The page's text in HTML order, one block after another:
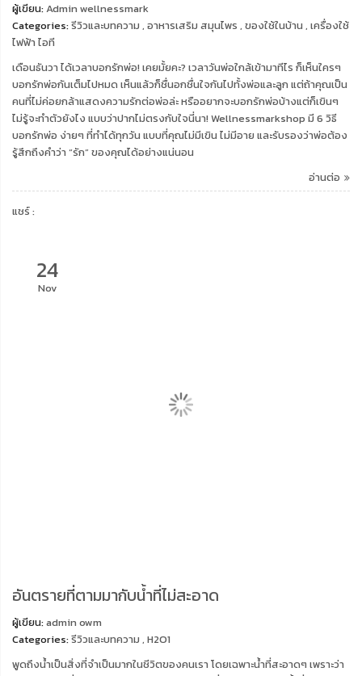
ผู้เขียน:Admin wellnessmark
Categories:รีวิวและบทความ , อาหารเสริม สมุนไพร , ของใช้ในบ้าน , เครื่องใช้
ไฟฟ้า ไอที
เดือนธันวา ได้เวลาบอกรักพ่อ! เคยมั้ยคะ? เวลาวันพ่อใกล้เข้ามาทีไร ก็เห็นใครๆ
บอกรักพ่อกันเต็มไปหมด เห็นแล้วก็ชื่นอกชื่นใจกันไปทั้งพ่อและลูก แต่ถ้าคุณเป็น
คนที่ไม่ค่อยกล้าแสดงความรักต่อพ่อล่ะ หรืออยากจะบอกรักพ่อบ้างแต่ก็เขินๆ
ไม่รู้จะทำตัวยังไง แบบว่าปากไม่ตรงกับใจนี่นา! Wellnessmarkshop มี 6 วิธี
บอกรักพ่อ ง่ายๆ ที่ทำได้ทุกวัน แบบที่คุณไม่มีเขิน ไม่มีอาย และรับรองว่าพ่อต้อง
รู้สึกถึงคำว่า “รัก” ของคุณได้อย่างแน่นอน
อ่านต่อ
แชร์ :
24
Nov
อันตรายที่ตามมากับน้ำที่ไม่สะอาด
ผู้เขียน:admin owm
Categories:รีวิวและบทความ , H2O1
พูดถึงน้ำเป็นสิ่งที่จำเป็นมากในชีวิตของคนเรา โดยเฉพาะน้ำที่สะอาดๆ เพราะว่า